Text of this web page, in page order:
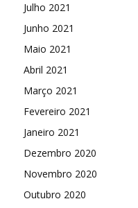
Julho 2021
Junho 2021
Maio 2021
Abril 2021
Março 2021
Fevereiro 2021
Janeiro 2021
Dezembro 2020
Novembro 2020
Outubro 2020